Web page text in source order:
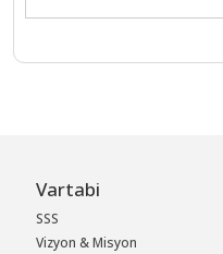
Vartabi
SSS
Vizyon & Misyon